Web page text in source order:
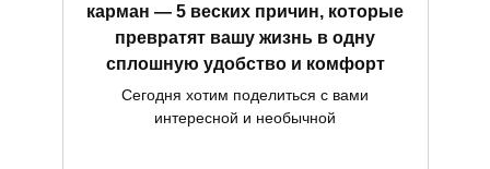
карман — 5 веских причин, которые
превратят вашу жизнь в одну
сплошную удобство и комфорт
Сегодня хотим поделиться с вами
интересной и необычной